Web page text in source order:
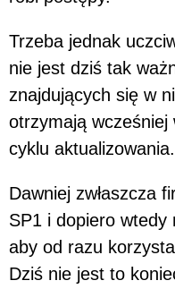
Trzeba jednak
nie jest dziś tak
znajdujących się w
otrzymają
cyklu aktualizowania.
Dawniej zwłaszcza
SP1 i dopiero wtedy
aby od razu
Dziś nie jest to